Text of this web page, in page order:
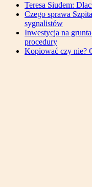
Teresa Siudem:
Czego sprawa
sygnalistów
Inwestycja na
procedury
Kopiować czy nie?